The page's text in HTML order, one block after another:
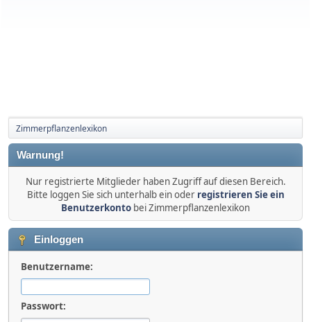
Zimmerpflanzenlexikon
Warnung!
Nur registrierte Mitglieder haben Zugriff auf diesen Bereich.
Bitte loggen Sie sich unterhalb ein oder registrieren Sie ein
Benutzerkonto bei Zimmerpflanzenlexikon
Einloggen
Benutzername:
Passwort: